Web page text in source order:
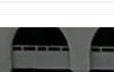
ZAKAT UANG?
BAHASA CINTA